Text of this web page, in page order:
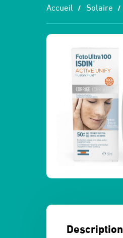
Accueil Solaire
Description